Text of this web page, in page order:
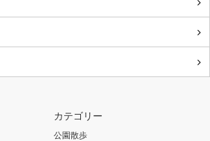
カテゴリー
公園散歩